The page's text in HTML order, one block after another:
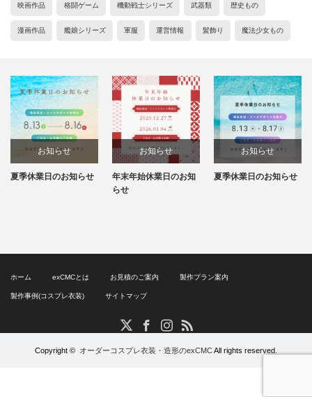
映画作品 格闘ゲーム 機動戦士シリーズ 武器類 歴史もの
漫画作品 艦娘シリーズ 軍服 運営情報 髪飾り 魔法少女もの
お知らせ
年末年始休業日のお知
お知らせ
夏季休業日のお知らせ
お知らせ
年末年始休業日のお知
ホーム exCMCとは お見積のご案内 製作プラン案内
製作事例(コスプレ衣装) サイトマップ
FacebookInstagram
RSS
Copyright © オーダーコスプレ衣装・造形のexCMCAll rights reserved.